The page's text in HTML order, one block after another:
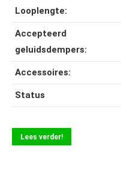
Looplengte:
Accepteerd
geluidsdempers:
Accessoires:
Status
Lees verder!